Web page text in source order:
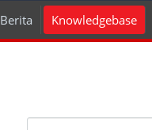
Berita Knowledgebase